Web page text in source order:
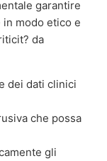
garantire
modo etico e
da
dei dati clinici
che possa
gli